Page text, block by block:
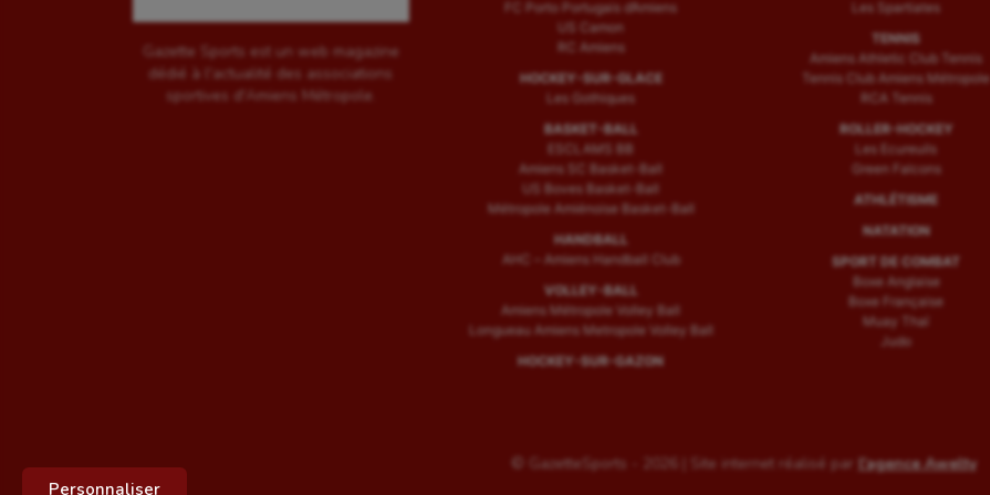
Personnaliser
Gazette Sports est un web magazine
dédié à l'actualité des associations
sportives d'Amiens Métropole.
FC Porto Portugais d’Amiens
US Camon
RC Amiens
HOCKEY-SUR-GLACE
Les Gothiques
BASKET-BALL
ESCLAMS BB
Amiens SC Basket-Ball
US Boves Basket-Ball
Métropole Amiénoise Basket-Ball
HANDBALL
AHC – Amiens Handball Club
VOLLEY-BALL
Amiens Métropole Volley Ball
Longueau Amiens Metropole Volley Ball
HOCKEY-SUR-GAZON
Les Spartiates
TENNIS
Amiens Athletic Club Tennis
Tennis Club Amiens Métropole
RCA Tennis
ROLLER-HOCKEY
Les Ecureuils
Green Falcons
ATHLÉTISME
NATATION
SPORT DE COMBAT
Boxe Anglaise
Boxe Française
Muay Thaï
Judo
© GazetteSports - 2026 | Site internet réalisé par l'agence Awelty